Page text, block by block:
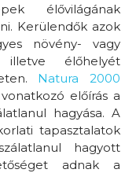
élővilágának
Kerülendők azok
növény- vagy
illetve élőhelyét
Natura 2000
előírás a
hagyása. A
tapasztalatok
hagyott
adnak a